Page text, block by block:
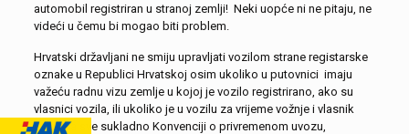
automobil registriran u stranoj zemlji! Neki uopće ni ne pitaju, ne
videći u čemu bi mogao biti problem.
Hrvatski državljani ne smiju upravljati vozilom strane registarske
oznake u Republici Hrvatskoj osim ukoliko u putovnici imaju
važeću radnu vizu zemlje u kojoj je vozilo registrirano, ako su
vlasnici vozila, ili ukoliko je u vozilu za vrijeme vožnje i vlasnik
vozila, a sve sukladno Konvenciji o privremenom uvozu,